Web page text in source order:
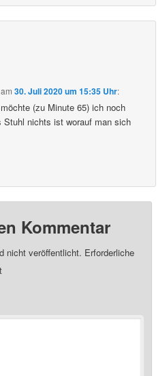
am30. Juli 2020 um 15:35 Uhr:
(zu Minute 65) ich noch
Stuhl nichts ist worauf man sich
Kommentar
nicht veröffentlicht. Erforderliche